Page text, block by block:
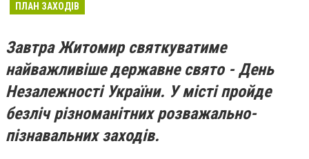
ПЛАН ЗАХОДІВ
Завтра Житомир святкуватиме
найважливіше державне свято - День
Незалежності України. У місті пройде
безліч різноманітних розважально-
пізнавальних заходів.